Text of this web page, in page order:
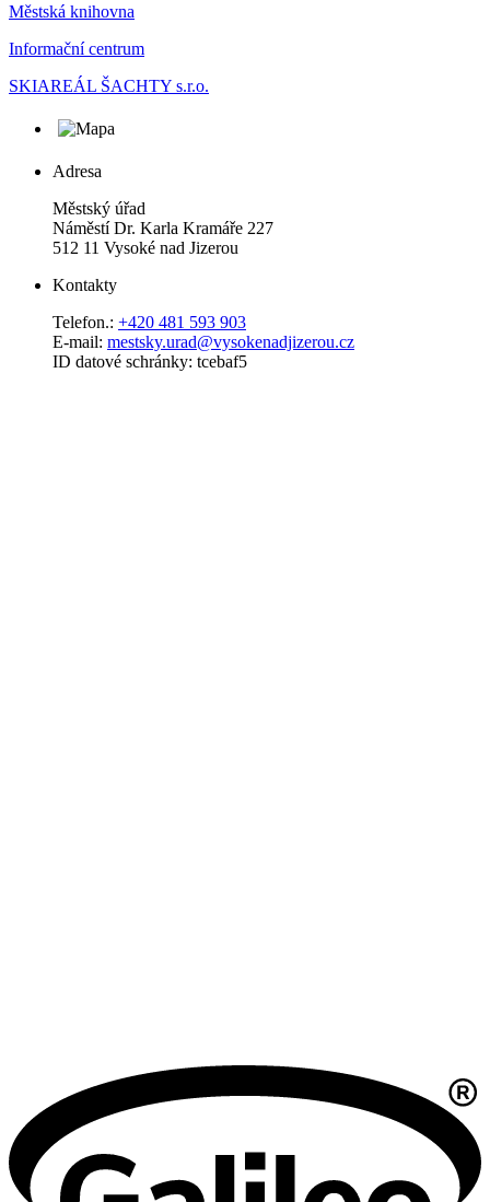
Městská knihovna
Informační centrum
SKIAREÁL ŠACHTY s.r.o.
Adresa
Městský úřad
Náměstí Dr. Karla Kramáře 227
512 11 Vysoké nad Jizerou
Kontakty
Telefon.: +420 481 593 903
E-mail: mestsky.urad@vysokenadjizerou.cz
ID datové schránky: tcebaf5